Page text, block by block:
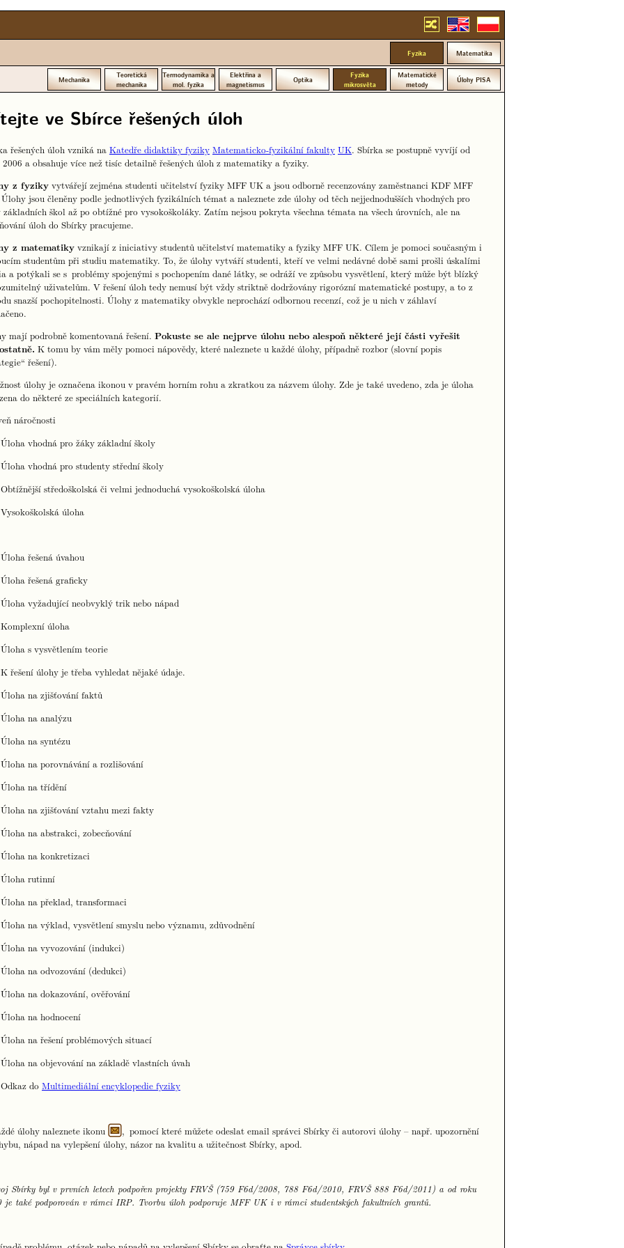
Fyzika Matematika
Mechanika
Teoretická
mechanika
Termodynamika a
mol. fyzika
Elektřina a
magnetismus
Optika
Fyzika
mikrosvěta
Matematické
metody
Úlohy PISA
ve Sbírce řešených úloh
řešených úloh vzniká na Katedře didaktiky fyziky Matematicko-fyzikální fakulty UK. Sbírka se postupně vyvíjí od
a obsahuje více než tisíc detailně řešených úloh z matematiky a fyziky.
z fyziky vytvářejí zejména studenti učitelství fyziky MFF UK a jsou odborně recenzovány zaměstnanci KDF MFF
jsou členěny podle jednotlivých fyzikálních témat a naleznete zde úlohy od těch nejjednodušších vhodných pro
základních škol až po obtížné pro vysokoškoláky. Zatím nejsou pokryta všechna témata na všech úrovních, ale na
úloh do Sbírky pracujeme.
z matematiky vznikají z iniciativy studentů učitelství matematiky a fyziky MFF UK. Cílem je pomoci současným i
studentům při studiu matematiky. To, že úlohy vytváří studenti, kteří ve velmi nedávné době sami prošli úskalími
a potýkali se s problémy spojenými s pochopením dané látky, se odráží ve způsobu vysvětlení, který může být blízký
uživatelům. V řešení úloh tedy nemusí být vždy striktně dodržovány rigorózní matematické postupy, a to z
snazší pochopitelnosti. Úlohy z matematiky obvykle neprochází odbornou recenzí, což je u nich v záhlaví
mají podrobně komentovaná řešení. Pokuste se ale nejprve úlohu nebo alespoň některé její části vyřešit
K tomu by vám měly pomoci nápovědy, které naleznete u každé úlohy, případně rozbor (slovní popis
řešení).
úlohy je označena ikonou v pravém horním rohu a zkratkou za názvem úlohy. Zde je také uvedeno, zda je úloha
do některé ze speciálních kategorií.
náročnosti
vhodná pro žáky základní školy
vhodná pro studenty střední školy
středoškolská či velmi jednoduchá vysokoškolská úloha
úloha
řešená úvahou
řešená graficky
vyžadující neobvyklý trik nebo nápad
úloha
s vysvětlením teorie
řešení úlohy je třeba vyhledat nějaké údaje.
na zjišťování faktů
na analýzu
na syntézu
na porovnávání a rozlišování
na třídění
na zjišťování vztahu mezi fakty
na abstrakci, zobecňování
na konkretizaci
rutinní
na překlad, transformaci
na výklad, vysvětlení smyslu nebo významu, zdůvodnění
na vyvozování (indukci)
na odvozování (dedukci)
na dokazování, ověřování
na hodnocení
na řešení problémových situací
na objevování na základě vlastních úvah
do Multimediální encyklopedie fyziky
úlohy naleznete ikonu
, pomocí které můžete odeslat email správci Sbírky či autorovi úlohy – např. upozornění
nápad na vylepšení úlohy, názor na kvalitu a užitečnost Sbírky, apod.
Sbírky byl v prvních letech podpořen projekty FRVŠ (759 F6d/2008, 788 F6d/2010, FRVŠ 888 F6d/2011) a od roku
je také podporován v rámci IRP. Tvorbu úloh podporuje MFF UK i v rámci studentských fakultních grantů.